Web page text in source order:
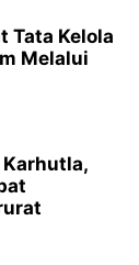
Tata Kelola
Melalui